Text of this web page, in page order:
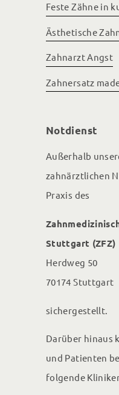
Feste Zähne in
Ästhetische
Zahnarzt Angst
Zahnersatz
Notdienst
Außerhalb
zahnärztlichen
Praxis des
Stuttgart (ZFZ)
Herdweg 50
70174 Stuttgart
sichergestellt.
Darüber hinaus
und Patienten
folgende